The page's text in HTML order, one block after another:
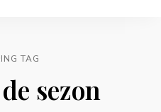
TAG
sezon